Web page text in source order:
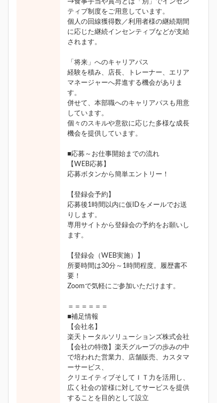
→食事手当や賞与とは「別」でインセン
ティブ制度をご用意しています。
個人の回線獲得数／利用者様の継続期間
に応じた継続インセンティブなどが支給
されます。
「将来」へのキャリアパス
経験を積み、店長、トレーナー、エリア
マネージャーへ昇進する機会がありま
す。
併せて、本部職へのキャリアパスも用意
しています。
個々のスキルや意欲に応じた多様な成長
機会を提供しています。
■応募～お仕事開始までの流れ
【WEB応募】
応募ボタンから簡単エントリー！
【登録会予約】
応募後1時間以内に仮IDをメールでお送
りします。
専用サイトから登録会の予約をお願いし
ます。
【登録会（WEB実施）】
所要時間は30分～1時間程度。履歴書不
要！
Zoomで気軽にご参加いただけます。
＝＝＝＝＝＝
■補足情報
【会社名】
楽天トータルソリューションズ株式会社
【会社の特徴】楽天グループの歩みの中
で培われた営業力、店舗販売、カスタマ
ーサービス、
クリエイティブそしてＩＴ力を活用し、
広く社会の皆様に対してサービスを提供
することを目的として設立